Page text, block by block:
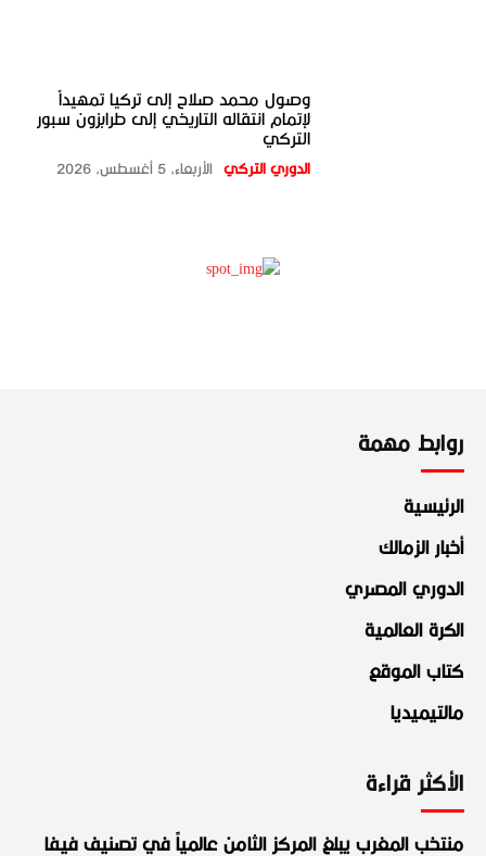
وصول محمد صلاح إلى تركيا تمهيداً
لإتمام انتقاله التاريخي إلى طرابزون سبور
التركي
الدوري التركي الأربعاء، 5 أغسطس، 2026
روابط مهمة
الرئيسية
أخبار الزمالك
الدوري المصري
الكرة العالمية
كتاب الموقع
مالتيميديا
الأكثر قراءة
منتخب المغرب يبلغ المركز الثامن عالمياً في تصنيف فيفا